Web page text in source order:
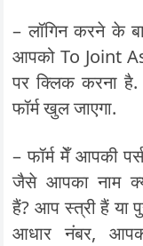
– लॉगिन करने के
आपको To Joint
पर क्लिक करना
फॉर्म खुल जाएगा.
– फॉर्म मेँ आपकी
जैसे आपका नाम
हैं? आप स्त्री हैं या
आधार नंबर,